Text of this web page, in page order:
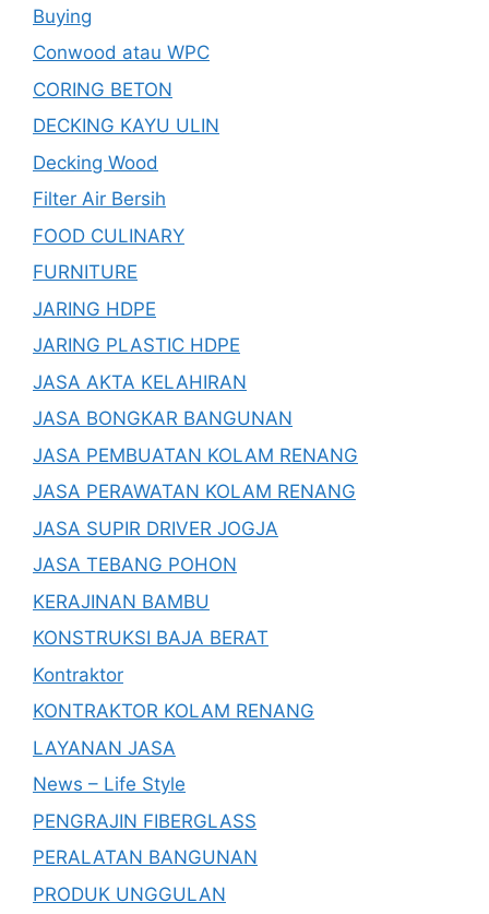
Buying
Conwood atau WPC
CORING BETON
DECKING KAYU ULIN
Decking Wood
Filter Air Bersih
FOOD CULINARY
FURNITURE
JARING HDPE
JARING PLASTIC HDPE
JASA AKTA KELAHIRAN
JASA BONGKAR BANGUNAN
JASA PEMBUATAN KOLAM RENANG
JASA PERAWATAN KOLAM RENANG
JASA SUPIR DRIVER JOGJA
JASA TEBANG POHON
KERAJINAN BAMBU
KONSTRUKSI BAJA BERAT
Kontraktor
KONTRAKTOR KOLAM RENANG
LAYANAN JASA
News – Life Style
PENGRAJIN FIBERGLASS
PERALATAN BANGUNAN
PRODUK UNGGULAN